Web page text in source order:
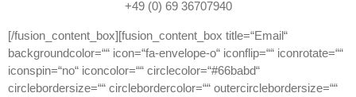
+49 (0) 69 36707940
[/fusion_content_box][fusion_content_box title=“Email“
backgroundcolor=““ icon=“fa-envelope-o“ iconflip=““ iconrotate=““
iconspin=“no“ iconcolor=““ circlecolor=“#66babd“
circlebordersize=““ circlebordercolor=““ outercirclebordersize=““